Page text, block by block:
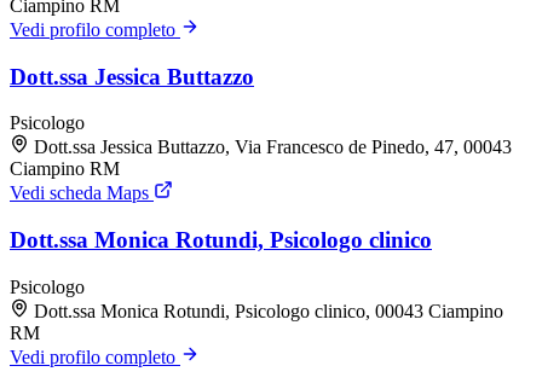
Ciampino RM
Vedi profilo completo
Dott.ssa Jessica Buttazzo
Psicologo
Dott.ssa Jessica Buttazzo, Via Francesco de Pinedo, 47, 00043
Ciampino RM
Vedi scheda Maps
Dott.ssa Monica Rotundi, Psicologo clinico
Psicologo
Dott.ssa Monica Rotundi, Psicologo clinico, 00043 Ciampino
RM
Vedi profilo completo